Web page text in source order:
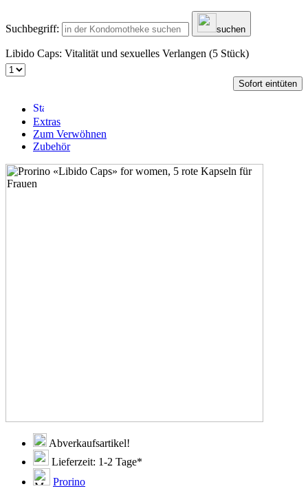
Suchbegriff: suchen
Libido Caps: Vitalität und sexuelles Verlangen (5 Stück)
Sofort eintüten
Extras
Zum Verwöhnen
Zubehör
Abverkaufsartikel!
Lieferzeit: 1-2 Tage*
Prorino